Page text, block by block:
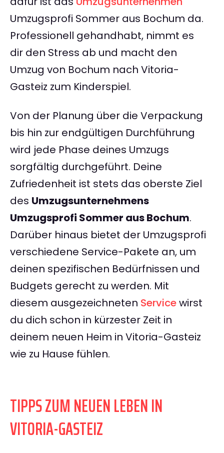
Umzugsprofi Sommer aus Bochum da.
Professionell gehandhabt, nimmt es
dir den Stress ab und macht den
Umzug von Bochum nach Vitoria-
Gasteiz zum Kinderspiel.
Von der Planung über die Verpackung
bis hin zur endgültigen Durchführung
wird jede Phase deines Umzugs
sorgfältig durchgeführt. Deine
Zufriedenheit ist stets das oberste Ziel
des Umzugsunternehmens
Umzugsprofi Sommer aus Bochum.
Darüber hinaus bietet der Umzugsprofi
verschiedene Service-Pakete an, um
deinen spezifischen Bedürfnissen und
Budgets gerecht zu werden. Mit
diesem ausgezeichneten Servicewirst
du dich schon in kürzester Zeit in
deinem neuen Heim in Vitoria-Gasteiz
wie zu Hause fühlen.
TIPPS ZUM NEUEN LEBEN IN
VITORIA-GASTEIZ